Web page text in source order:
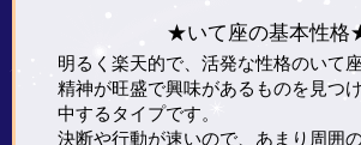
★いて座の基本性格
明るく楽天的で、活発な性格のいて
精神が旺盛で興味があるものを見つ
中するタイプです。
決断や行動が速いので、あまり周囲